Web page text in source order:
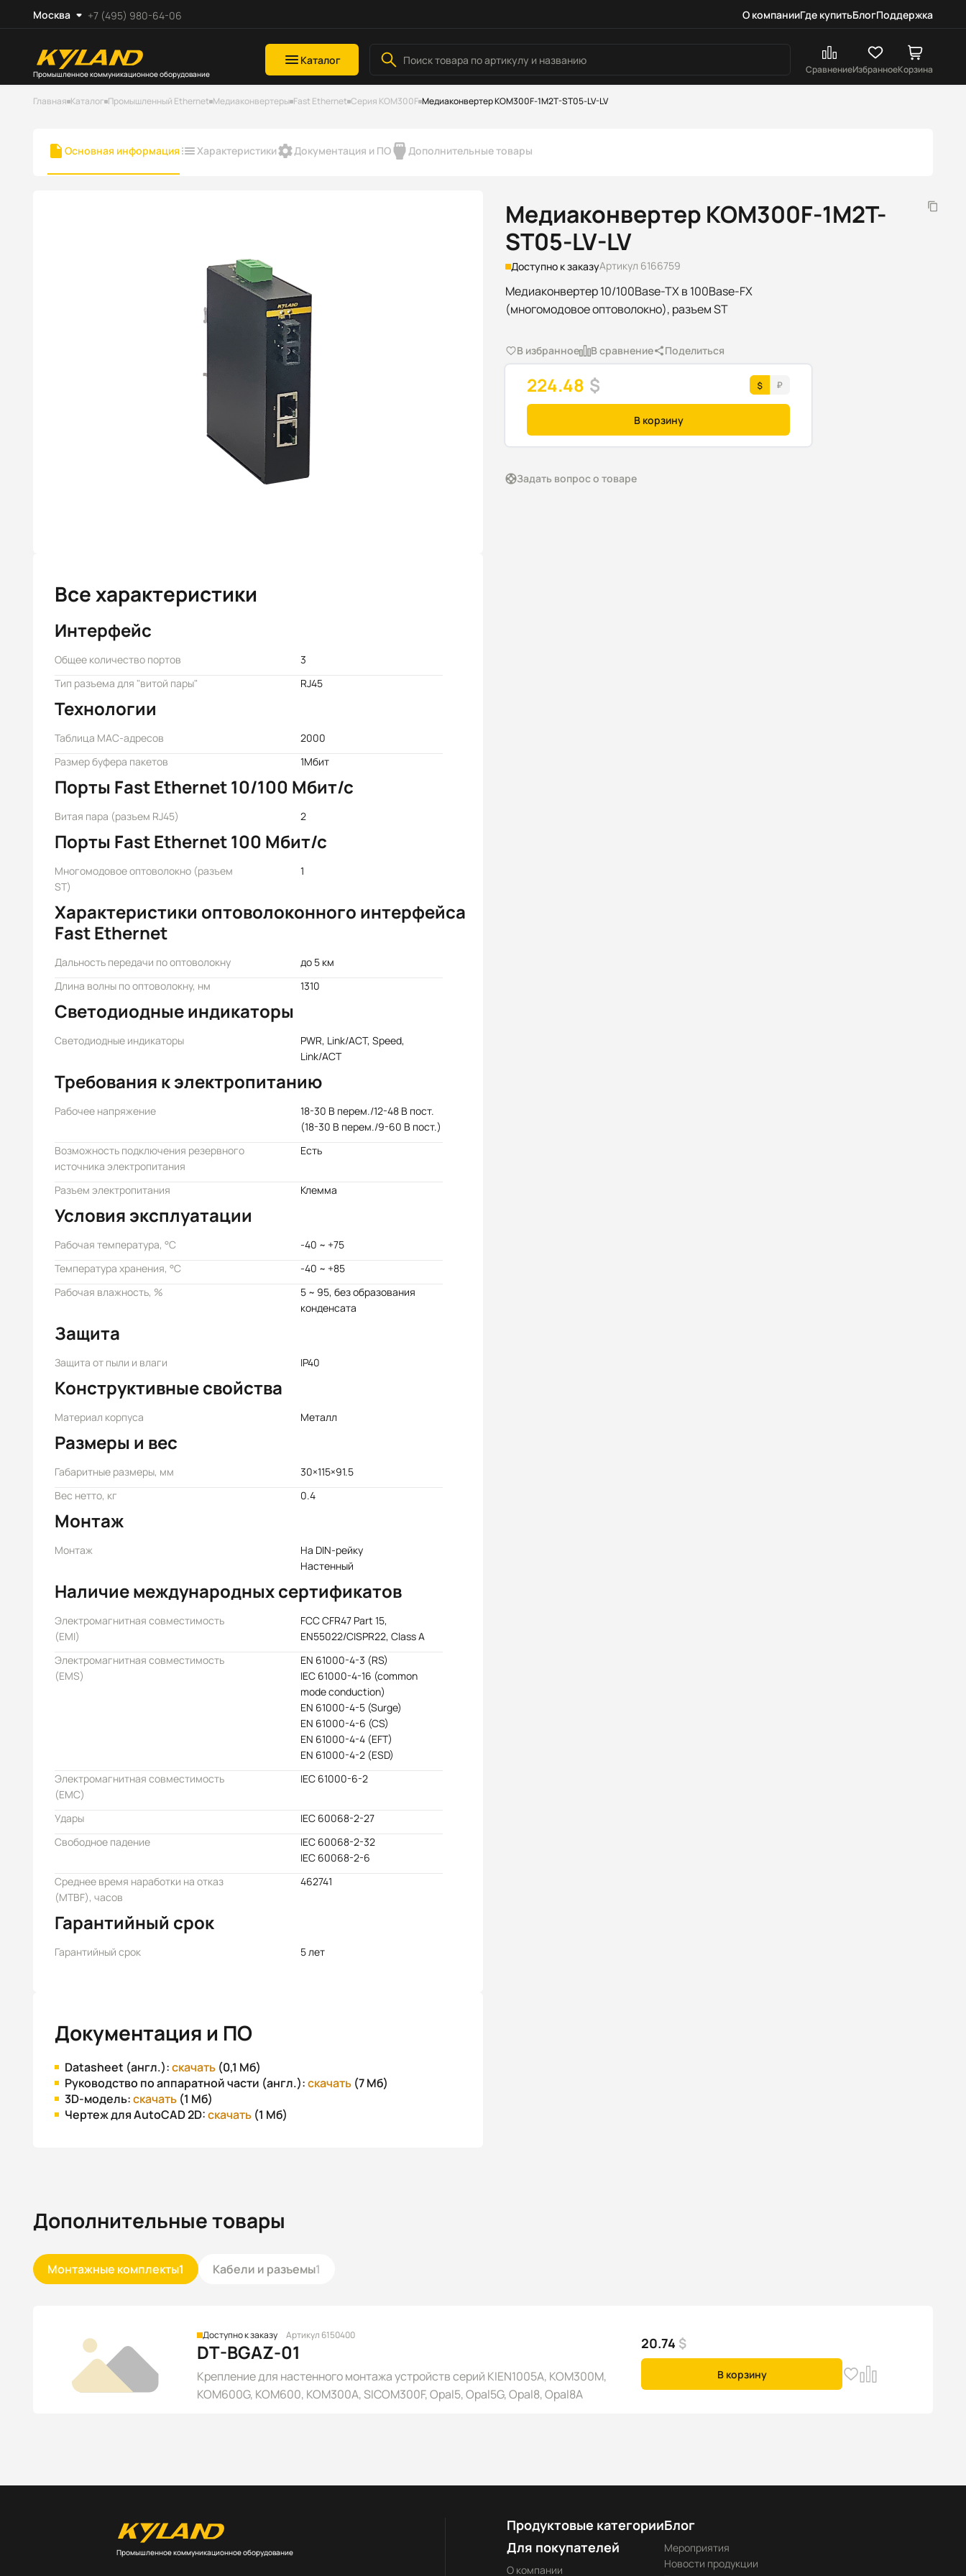
Москва +7 (495) 980-64-06 О компанииГде купитьБлогПоддержка
Промышленное коммуникационное оборудование
Каталог
СравнениеИзбранноеКорзина
Главная Каталог Промышленный Ethernet Медиаконвертеры Fast Ethernet Серия KOM300F Медиаконвертер KOM300F-1M2T-ST05-LV-LV
Основная информация Характеристики Документация и ПО Дополнительные товары
Медиаконвертер KOM300F-1M2T-
ST05-LV-LV
Доступно к заказуАртикул 6166759
Медиаконвертер 10/100Base-TX в 100Base-FX
(многомодовое оптоволокно), разъем ST
В избранное В сравнение Поделиться
224.48 $
В корзину
Задать вопрос о товаре
Все характеристики
Интерфейс
Общее количество портов
3
Тип разъема для "витой пары"
RJ45
Технологии
Таблица MAC-адресов
2000
Размер буфера пакетов
1Мбит
Порты Fast Ethernet 10/100 Мбит/с
Витая пара (разъем RJ45) 2
Порты Fast Ethernet 100 Мбит/с
Многомодовое оптоволокно (разъем
ST)
1
Характеристики оптоволоконного интерфейса
Fast Ethernet
Дальность передачи по оптоволокну
до 5 км
Длина волны по оптоволокну, нм
1310
Светодиодные индикаторы
Светодиодные индикаторы
PWR, Link/ACT, Speed,
Link/ACT
Требования к электропитанию
Рабочее напряжение
18-30 В перем./12-48 В пост.
(18-30 В перем./9-60 В пост.)
Возможность подключения резервного
источника электропитания
Есть
Разъем электропитания Клемма
Условия эксплуатации
Рабочая температура, °C
-40 ~ +75
Температура хранения, °C
-40 ~ +85
Рабочая влажность, %
5 ~ 95, без образования
конденсата
Защита
Защита от пыли и влаги IP40
Конструктивные свойства
Материал корпуса Металл
Размеры и вес
Габаритные размеры, мм
30×115×91.5
Вес нетто, кг
0.4
Монтаж
Монтаж
На DIN-рейку
Настенный
Наличие международных сертификатов
Электромагнитная совместимость
(EMI)
FCC CFR47 Part 15,
EN55022/CISPR22, Class A
Электромагнитная совместимость
(EMS)
EN 61000-4-3 (RS)
IEC 61000-4-16 (common
mode conduction)
EN 61000-4-5 (Surge)
EN 61000-4-6 (CS)
EN 61000-4-4 (EFT)
EN 61000-4-2 (ESD)
Электромагнитная совместимость
(EMC)
IEC 61000-6-2
Удары
IEC 60068-2-27
Свободное падение
IEC 60068-2-32
IEC 60068-2-6
Среднее время наработки на отказ
(MTBF), часов
462741
Гарантийный срок
Гарантийный срок 5 лет
Документация и ПО
Datasheet (англ.):скачать (0,1 Мб)
Руководство по аппаратной части (англ.):скачать (7 Мб)
3D-модель:скачать (1 Мб)
Чертеж для AutoCAD 2D:скачать (1 Мб)
Дополнительные товары
Монтажные комплекты1 Кабели и разъемы1
Доступно к заказу Артикул 6150400
DT-BGAZ-01
Крепление для настенного монтажа устройств серий KIEN1005A, KOM300M,
KOM600G, KOM600, KOM300A, SICOM300F, Opal5, Opal5G, Opal8, Opal8A
20.74 $
В корзину
Промышленное коммуникационное оборудование
Продуктовые категории
Для покупателей
О компании
Блог
Мероприятия
Новости продукции